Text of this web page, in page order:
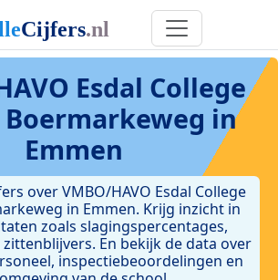
Esdal College
in
Emmen
over VMBO/HAVO Esdal College
in Emmen. Krijg inzicht in
zoals slagingspercentages,
En bekijk de data over
inspectiebeoordelingen en